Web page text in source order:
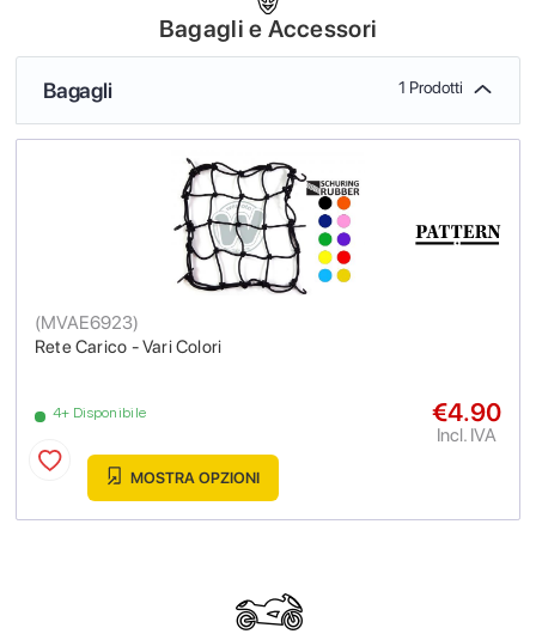
Bagagli e Accessori
Bagagli 1 Prodotti
Rete Carico - Vari Colori
(MVAE6923)
4+ Disponibile €4.90
Incl. IVA
MOSTRA OPZIONI